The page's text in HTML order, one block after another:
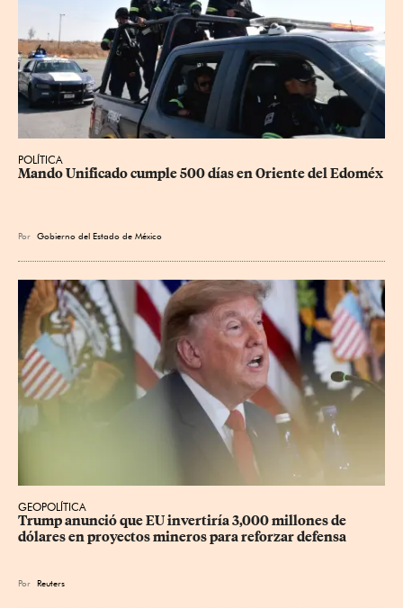
POLÍTICA
Mando Unificado cumple 500 días en Oriente del Edoméx
Por Gobierno del Estado de México
GEOPOLÍTICA
Trump anunció que EU invertiría 3,000 millones de
dólares en proyectos mineros para reforzar defensa
Por Reuters